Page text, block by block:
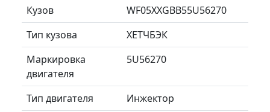
Кузов
WF05XXGBB55U56270
Тип кузова
ХЕТЧБЭК
Маркировка
двигателя
5U56270
Тип двигателя
Инжектор